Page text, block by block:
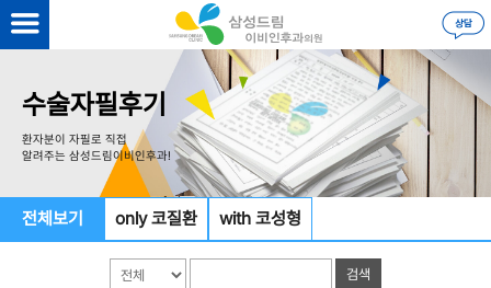
수술자필후기
환자분이 자필로 직접
알려주는 삼성드림이비인후과!
전체보기 only 코질환 with 코성형